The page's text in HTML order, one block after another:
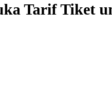
Tarif Tiket